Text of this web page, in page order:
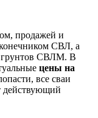
продажей и
СВЛ, а
грунтов СВЛМ. В
цены на
все сваи
действующий